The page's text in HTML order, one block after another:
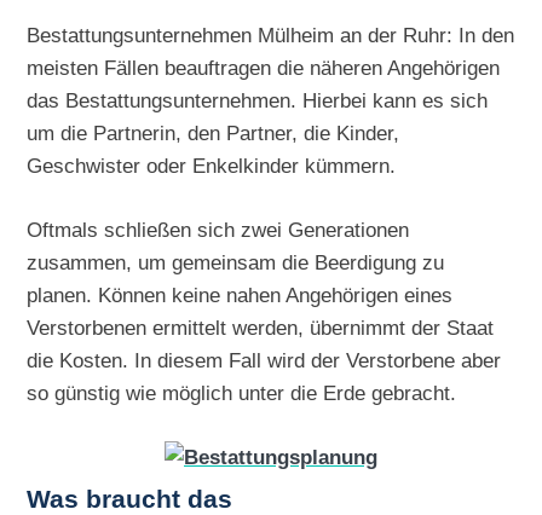
Bestattungsunternehmen Mülheim an der Ruhr: In den
meisten Fällen beauftragen die näheren Angehörigen
das Bestattungsunternehmen. Hierbei kann es sich
um die Partnerin, den Partner, die Kinder,
Geschwister oder Enkelkinder kümmern.
Oftmals schließen sich zwei Generationen
zusammen, um gemeinsam die Beerdigung zu
planen. Können keine nahen Angehörigen eines
Verstorbenen ermittelt werden, übernimmt der Staat
die Kosten. In diesem Fall wird der Verstorbene aber
so günstig wie möglich unter die Erde gebracht.
Was braucht das